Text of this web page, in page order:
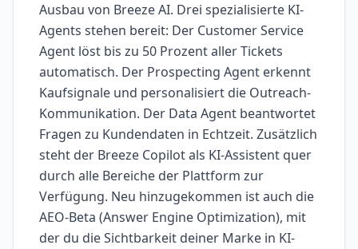
Ausbau von Breeze AI. Drei spezialisierte KI-
Agents stehen bereit: Der Customer Service
Agent löst bis zu 50 Prozent aller Tickets
automatisch. Der Prospecting Agent erkennt
Kaufsignale und personalisiert die Outreach-
Kommunikation. Der Data Agent beantwortet
Fragen zu Kundendaten in Echtzeit. Zusätzlich
steht der Breeze Copilot als KI-Assistent quer
durch alle Bereiche der Plattform zur
Verfügung. Neu hinzugekommen ist auch die
AEO-Beta (Answer Engine Optimization), mit
der du die Sichtbarkeit deiner Marke in KI-